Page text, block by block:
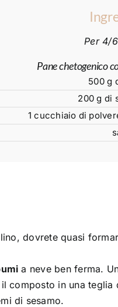
Per 4/
Pane chetogenico
500 g
200 g di
1 cucchiaio di
dovrete quasi
a neve ben ferma.
composto in una
di sesamo.